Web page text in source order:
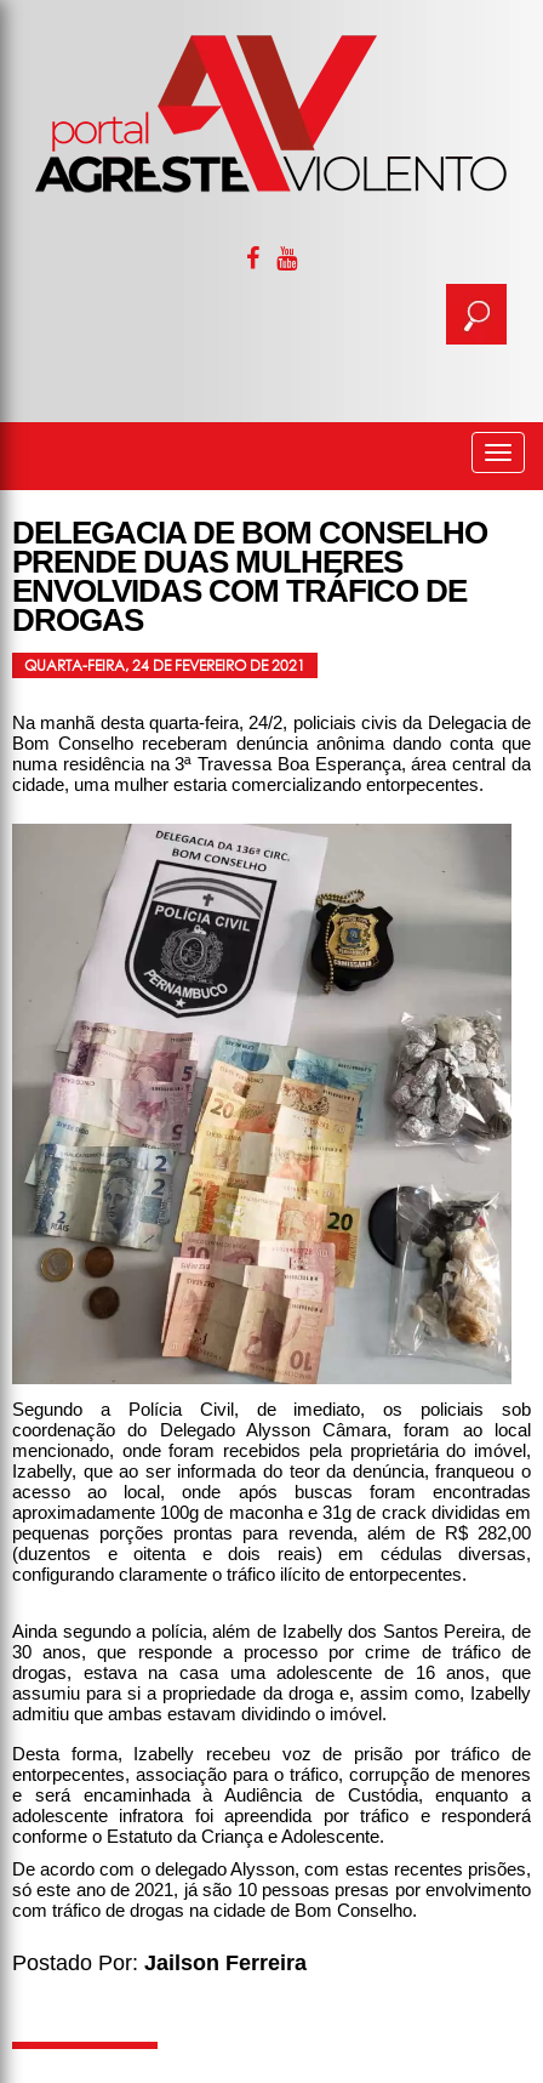
DELEGACIA DE BOM CONSELHO
PRENDE DUAS MULHERES
ENVOLVIDAS COM TRÁFICO DE
DROGAS
QUARTA-FEIRA, 24 DE FEVEREIRO DE 2021
Na manhã desta quarta-feira, 24/2, policiais civis da Delegacia de
Bom Conselho receberam denúncia anônima dando conta que
numa residência na 3ª Travessa Boa Esperança, área central da
cidade, uma mulher estaria comercializando entorpecentes.
Segundo a Polícia Civil, de imediato, os policiais sob
coordenação do Delegado Alysson Câmara, foram ao local
mencionado, onde foram recebidos pela proprietária do imóvel,
Izabelly, que ao ser informada do teor da denúncia, franqueou o
acesso ao local, onde após buscas foram encontradas
aproximadamente 100g de maconha e 31g de crack divididas em
pequenas porções prontas para revenda, além de R$ 282,00
(duzentos e oitenta e dois reais) em cédulas diversas,
configurando claramente o tráfico ilícito de entorpecentes.
Ainda segundo a polícia, além de Izabelly dos Santos Pereira, de
30 anos, que responde a processo por crime de tráfico de
drogas, estava na casa uma adolescente de 16 anos, que
assumiu para si a propriedade da droga e, assim como, Izabelly
admitiu que ambas estavam dividindo o imóvel.
Desta forma, Izabelly recebeu voz de prisão por tráfico de
entorpecentes, associação para o tráfico, corrupção de menores
e será encaminhada à Audiência de Custódia, enquanto a
adolescente infratora foi apreendida por tráfico e responderá
conforme o Estatuto da Criança e Adolescente.
De acordo com o delegado Alysson, com estas recentes prisões,
só este ano de 2021, já são 10 pessoas presas por envolvimento
com tráfico de drogas na cidade de Bom Conselho.
Postado Por: Jailson Ferreira